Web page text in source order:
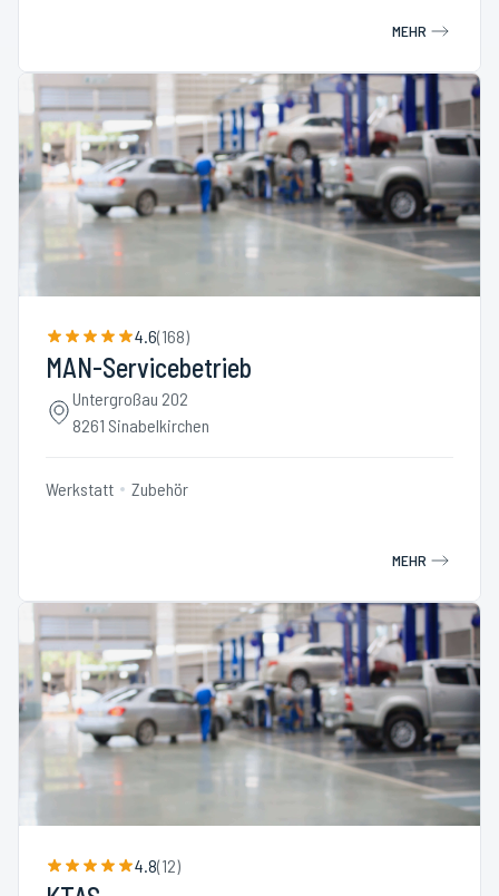
MEHR
4.6(168)
MAN-Servicebetrieb
Untergroßau 202
8261 Sinabelkirchen
Werkstatt Zubehör
MEHR
4.8(12)